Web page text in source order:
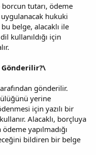
borcun tutarı, ödeme
hukuki
belge, alacaklı ile
kullanıldığı için
Gönderilir?\
gönderilir.
yerine
için yazılı bir
Alacaklı, borçluya
yapılmadığı
bildiren bir belge